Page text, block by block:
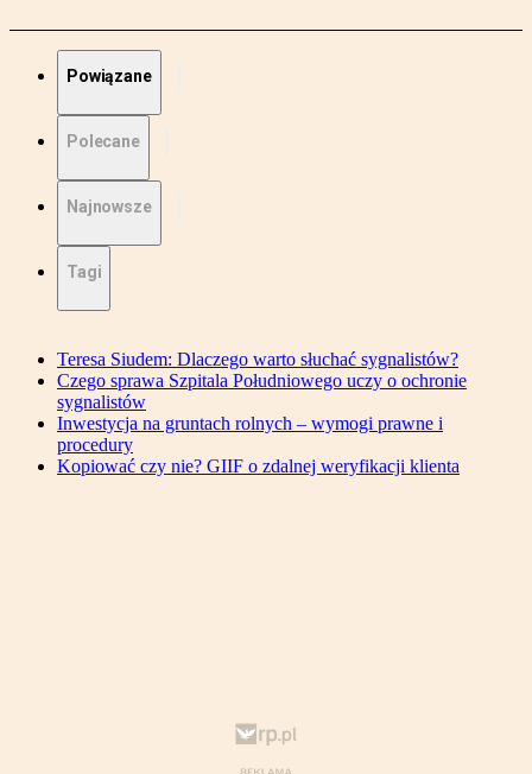
Powiązane
Polecane
Najnowsze
Tagi
Teresa Siudem: Dlaczego warto słuchać sygnalistów?
Czego sprawa Szpitala Południowego uczy o ochronie
sygnalistów
Inwestycja na gruntach rolnych – wymogi prawne i
procedury
Kopiować czy nie? GIIF o zdalnej weryfikacji klienta